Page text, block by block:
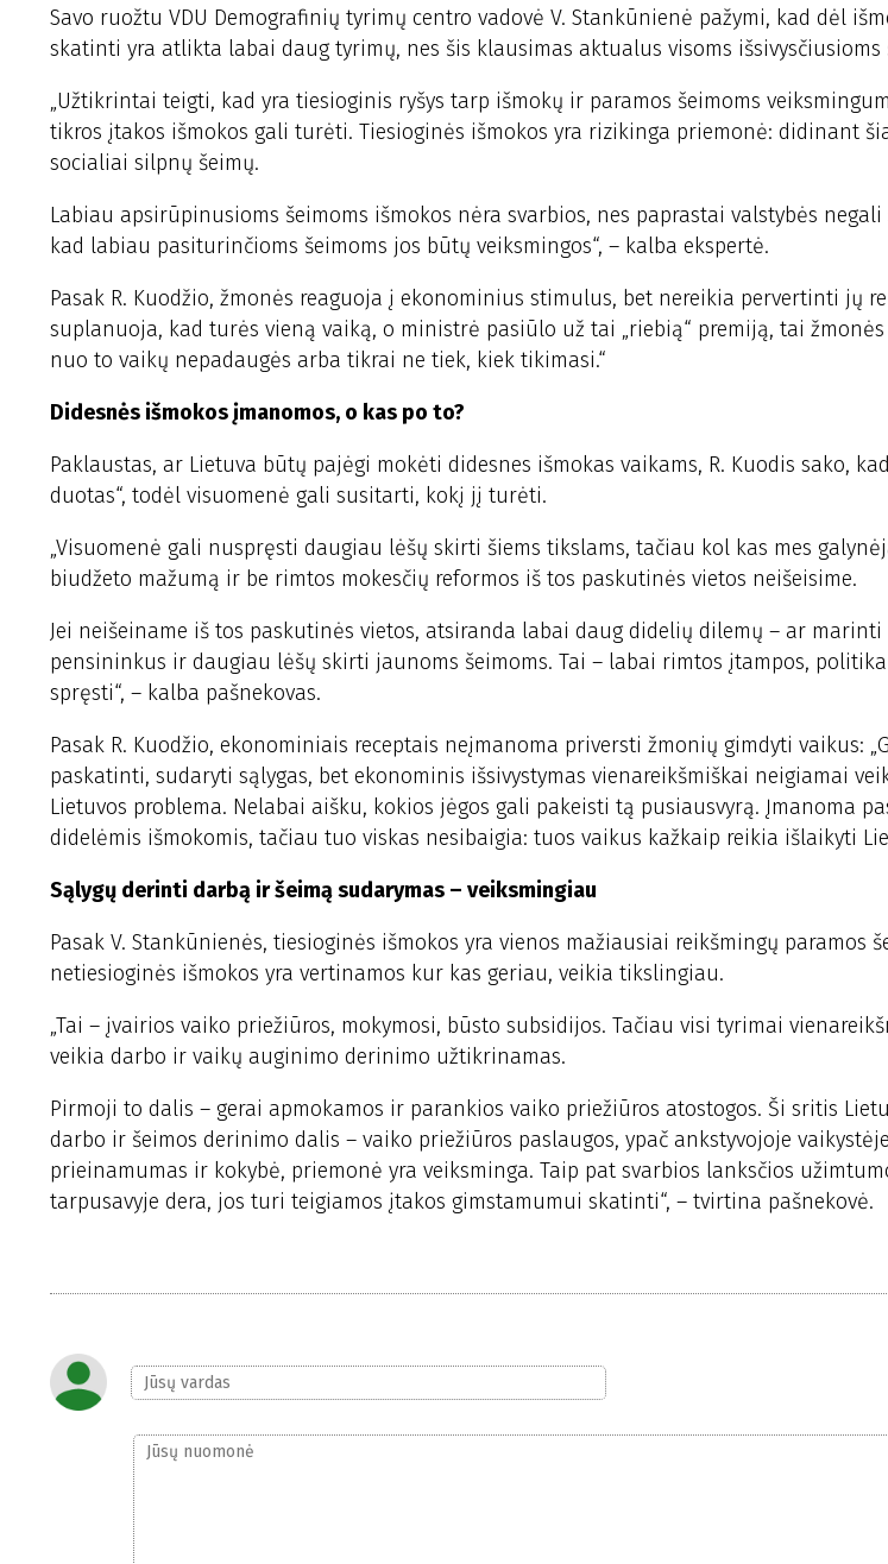
Savo ruožtu VDU Demografinių tyrimų centro vadovė V. Stankūnienė pažymi, kad dėl
skatinti yra atlikta labai daug tyrimų, nes šis klausimas aktualus visoms išsivysčiusioms
„Užtikrintai teigti, kad yra tiesioginis ryšys tarp išmokų ir paramos šeimoms
tikros įtakos išmokos gali turėti. Tiesioginės išmokos yra rizikinga priemonė: didinant
socialiai silpnų šeimų.
Labiau apsirūpinusioms šeimoms išmokos nėra svarbios, nes paprastai valstybės
kad labiau pasiturinčioms šeimoms jos būtų veiksmingos“, – kalba ekspertė.
Pasak R. Kuodžio, žmonės reaguoja į ekonominius stimulus, bet nereikia pervertinti jų
suplanuoja, kad turės vieną vaiką, o ministrė pasiūlo už tai „riebią“ premiją, tai
nuo to vaikų nepadaugės arba tikrai ne tiek, kiek tikimasi.“
Didesnės išmokos įmanomos, o kas po to?
Paklaustas, ar Lietuva būtų pajėgi mokėti didesnes išmokas vaikams, R. Kuodis sako,
duotas“, todėl visuomenė gali susitarti, kokį jį turėti.
„Visuomenė gali nuspręsti daugiau lėšų skirti šiems tikslams, tačiau kol kas mes
biudžeto mažumą ir be rimtos mokesčių reformos iš tos paskutinės vietos neišeisime.
Jei neišeiname iš tos paskutinės vietos, atsiranda labai daug didelių dilemų – ar
pensininkus ir daugiau lėšų skirti jaunoms šeimoms. Tai – labai rimtos įtampos,
spręsti“, – kalba pašnekovas.
Pasak R. Kuodžio, ekonominiais receptais neįmanoma priversti žmonių gimdyti vaikus:
paskatinti, sudaryti sąlygas, bet ekonominis išsivystymas vienareikšmiškai neigiamai
Lietuvos problema. Nelabai aišku, kokios jėgos gali pakeisti tą pusiausvyrą. Įmanoma
didelėmis išmokomis, tačiau tuo viskas nesibaigia: tuos vaikus kažkaip reikia išlaikyti
Sąlygų derinti darbą ir šeimą sudarymas – veiksmingiau
Pasak V. Stankūnienės, tiesioginės išmokos yra vienos mažiausiai reikšmingų paramos
netiesioginės išmokos yra vertinamos kur kas geriau, veikia tikslingiau.
„Tai – įvairios vaiko priežiūros, mokymosi, būsto subsidijos. Tačiau visi tyrimai
veikia darbo ir vaikų auginimo derinimo užtikrinamas.
Pirmoji to dalis – gerai apmokamos ir parankios vaiko priežiūros atostogos. Ši sritis
darbo ir šeimos derinimo dalis – vaiko priežiūros paslaugos, ypač ankstyvojoje
prieinamumas ir kokybė, priemonė yra veiksminga. Taip pat svarbios lanksčios
tarpusavyje dera, jos turi teigiamos įtakos gimstamumui skatinti“, – tvirtina pašnekovė.